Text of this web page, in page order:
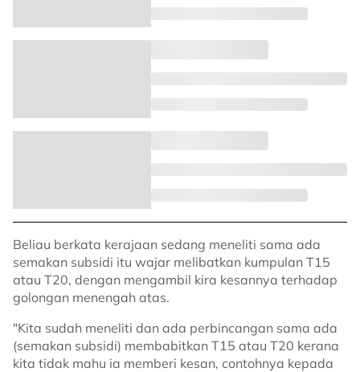
Beliau berkata kerajaan sedang meneliti sama ada
semakan subsidi itu wajar melibatkan kumpulan T15
atau T20, dengan mengambil kira kesannya terhadap
golongan menengah atas.
"Kita sudah meneliti dan ada perbincangan sama ada
(semakan subsidi) membabitkan T15 atau T20 kerana
kita tidak mahu ia memberi kesan, contohnya kepada